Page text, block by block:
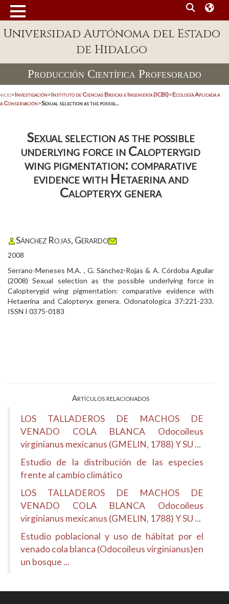
Universidad Autónoma del Estado
de Hidalgo
Producción Científica Profesorado
>Investigación>Instituto de Ciencias Básicas e Ingeniería (ICBI)>Ecología Aplicada a
Conservación>Sexual selection as the possib...
Sexual selection as the possible
underlying force in Calopterygid
wing pigmentation: comparative
evidence with Hetaerina and
Calopteryx genera
Sánchez Rojas, Gerardo
2008
Serrano-Meneses M.A. , G. Sánchez-Rojas & A. Córdoba Aguilar
(2008) Sexual selection as the possible underlying force in
Calopterygid wing pigmentation: comparative evidence with
Hetaerina and Calopteryx genera. Odonatologica 37:221-233.
ISSN I 0375-0183
Artículos relacionados
LOS TALLADEROS DE MACHOS DE
VENADO COLA BLANCA Odocoileus
virginianus mexicanus (GMELIN, 1788) Y SU ...
Estudio de la distribución de las especies
frente al cambio climático
LOS TALLADEROS DE MACHOS DE
VENADO COLA BLANCA Odocoileus
virginianus mexicanus (GMELIN, 1788) Y SU ...
Estudio poblacional y uso de hábitat por el
venado cola blanca (Odocoileus virginianus)en
un bosque ...